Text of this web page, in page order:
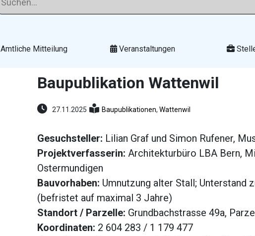
Amtliche Mitteilung Veranstaltungen
Baupublikation Wattenwil
27.11.2025 Baupublikationen, Wattenwil
Gesuchsteller: Lilian Graf und Simon Rufener,
Projektverfasserin: Architekturbüro LBA Bern,
Ostermundigen
Bauvorhaben: Umnutzung alter Stall; Unterstand
(befristet auf maximal 3 Jahre)
Standort / Parzelle: Grundbachstrasse 49a,
Koordinaten: 2 604 283 / 1 179 477